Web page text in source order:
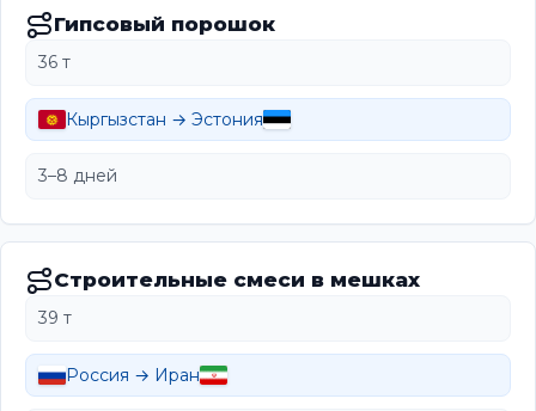
Гипсовый порошок
36 т
Кыргызстан → Эстония
3–8 дней
Строительные смеси в мешках
39 т
Россия → Иран